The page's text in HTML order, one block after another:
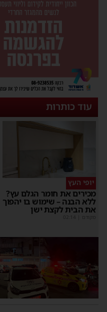
עוד כותרות
יופי העץ
מכירים את חומר הגלם עץ?
ללא הבנה – שימוש בו יהפוך
את הבית לקצת ישן
מקודם